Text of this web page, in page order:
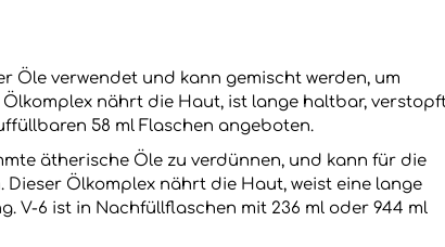
Öle verwendet und kann gemischt werden, um
nährt die Haut, ist lange haltbar,
58 ml Flaschen angeboten.
ätherische Öle zu verdünnen, und kann für die
Ölkomplex nährt die Haut, weist eine lange
V-6 ist in Nachfüllflaschen mit 236 ml oder 944 ml